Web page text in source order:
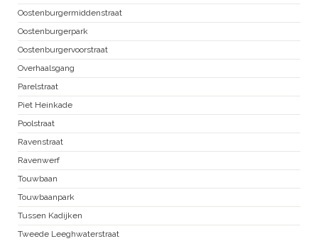
Oostenburgermiddenstraat
Oostenburgerpark
Oostenburgervoorstraat
Overhaalsgang
Parelstraat
Piet Heinkade
Poolstraat
Ravenstraat
Ravenwerf
Touwbaan
Touwbaanpark
Tussen Kadijken
Tweede Leeghwaterstraat